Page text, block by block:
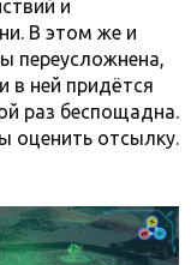
и
В этом же и
переусложнена,
в ней придётся
раз беспощадна.
оценить отсылку.